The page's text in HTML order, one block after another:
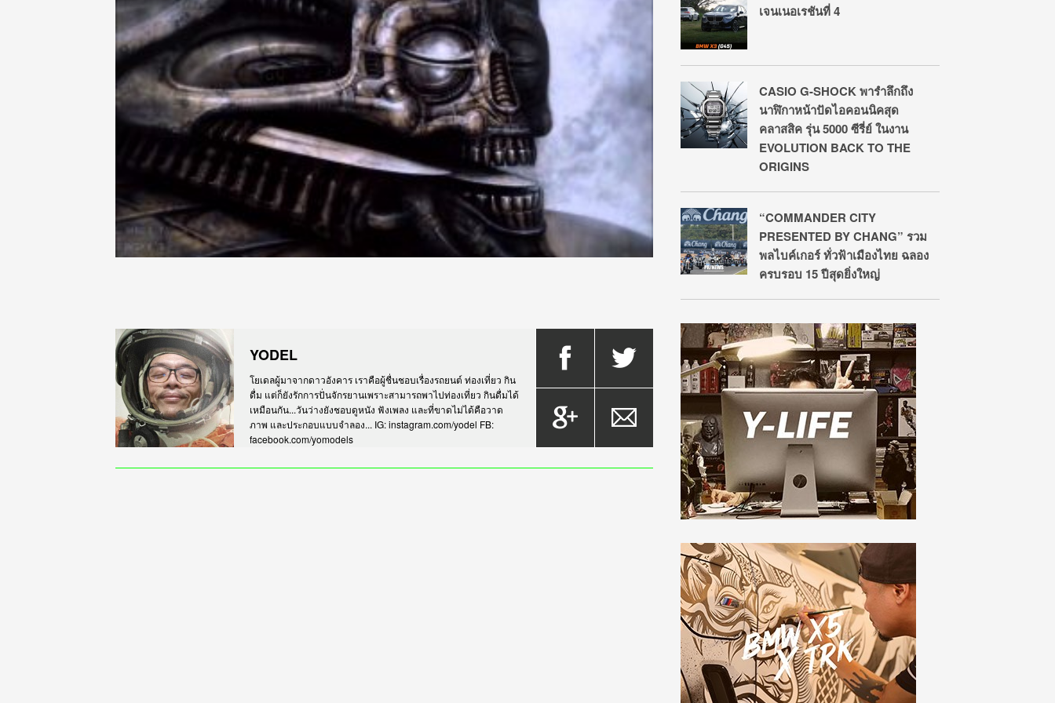
YODEL
โยเดลผู้มาจากดาวอังคาร เราคือผู้ชื่นชอบเรื่องรถยนต์ ท่องเที่ยว กิน
ดื่ม แต่ก็ยังรักการปั่นจักรยานเพราะสามารถพาไปท่องเที่ยว กินดื่มได้
เหมือนกัน...วันว่างยังชอบดูหนัง ฟังเพลง และที่ขาดไม่ได้คือวาด
ภาพ และประกอบแบบจำลอง... IG: instagram.com/yodel FB:
facebook.com/yomodels
เจนเนอเรชันที่ 4
CASIO G-SHOCK พารำลึกถึง
นาฬิกาหน้าปัดไอคอนนิคสุด
คลาสสิค รุ่น 5000 ซีรี่ย์ ในงาน
EVOLUTION BACK TO THE
ORIGINS
“COMMANDER CITY
PRESENTED BY CHANG” รวม
พลไบค์เกอร์ ทั่วฟ้าเมืองไทย ฉลอง
ครบรอบ 15 ปีสุดยิ่งใหญ่